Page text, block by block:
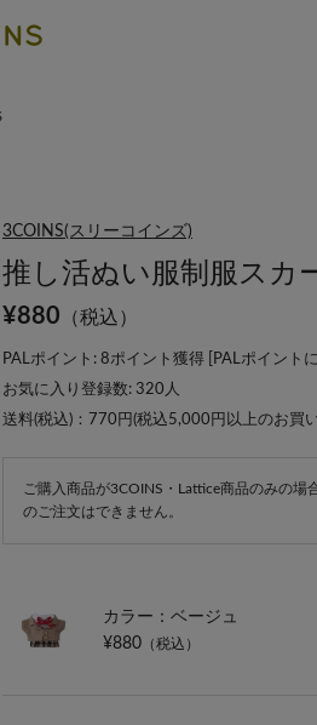
3COINS(スリーコインズ)
推し活ぬい服制服スカ
¥880 （税込）
PALポイント: 8ポイント獲得 [ PALポイント
お気に入り登録数: 320 人
送料(税込)：770円(税込5,000円以上のお買
ご購入商品が3COINS・Lattice商品のみの
のご注文はできません。
カラー：ベージュ
¥880 （税込）